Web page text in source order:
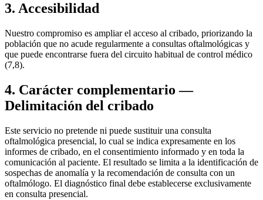
3. Accesibilidad
Nuestro compromiso es ampliar el acceso al cribado, priorizando la
población que no acude regularmente a consultas oftalmológicas y
que puede encontrarse fuera del circuito habitual de control médico
(7,8).
4. Carácter complementario —
Delimitación del cribado
Este servicio no pretende ni puede sustituir una consulta
oftalmológica presencial, lo cual se indica expresamente en los
informes de cribado, en el consentimiento informado y en toda la
comunicación al paciente. El resultado se limita a la identificación de
sospechas de anomalía y la recomendación de consulta con un
oftalmólogo. El diagnóstico final debe establecerse exclusivamente
en consulta presencial.